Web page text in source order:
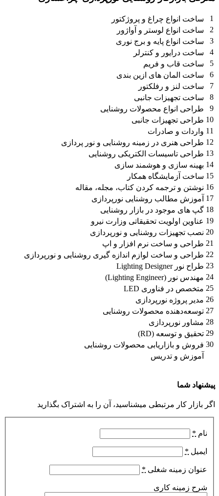
1
ساخت انواع چراغ و پروژکتور
2
ساخت انواع لوستر و آواژور
3
ساخت انواع پایه و برج نوری
4
ساخت درایور و کنترلر
5
ساخت قاب و فریم
6
ساخت المان های ازین بندی
7
ساخت لنز و رفلکتور
8
ساخت تجهیزات جانبی
9
طراحی انواع محصولات روشنایی
10 طراحی تجهیزات جانبی
11 واردات و صادرات
12 طراحی هنری در زمینه روشنایی و نور پردازی
13 طراحی تاسیسات الکتریکی روشنایی
14 بهینه سازی و هوشمند سازی
15 ساخت آزمایشگاه همکار
16 نوشتن و ترجمه کردن کتاب، مجله، مقاله
17 آموزش مطالب روشنایی نورپردازی
18 گپ های موجود در بازار روشنایی
19 عناوین اولویت تحقیقاتی وزارت نیرو
20 نصب تجهیزات روشنایی و نورپردازی
21 طراحی و ساخت نرم افزار و اپ
22 طراحی و ساخت لوازم اندازه گیری روشنایی و نورپردازی
23 طراح نور Lighting Designer
24 مهندس نور (Lighting Engineer)
25 متخصص در فناوری LED
26 مدیر پروژه نورپردازی
27 توسعه‌دهنده محصولات روشنایی
28 مشاور نورپردازی
29 تحقیق و توسعه (RD)
30 فروش و بازاریابی محصولات روشنایی
آموزش و تدریس
پیشنهاد شما
اگر بازار کار مرتبطی میشناسید، آن را به اشتراک بگذارید
نام *
ایمیل *
عنوان زمینه شغلی *
شرح زمینه کاری